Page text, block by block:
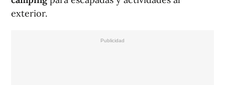
exterior.